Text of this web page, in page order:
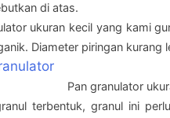
di atas.
ukuran kecil yang kami
Diameter piringan kurang
Pan granulator
terbentuk, granul ini